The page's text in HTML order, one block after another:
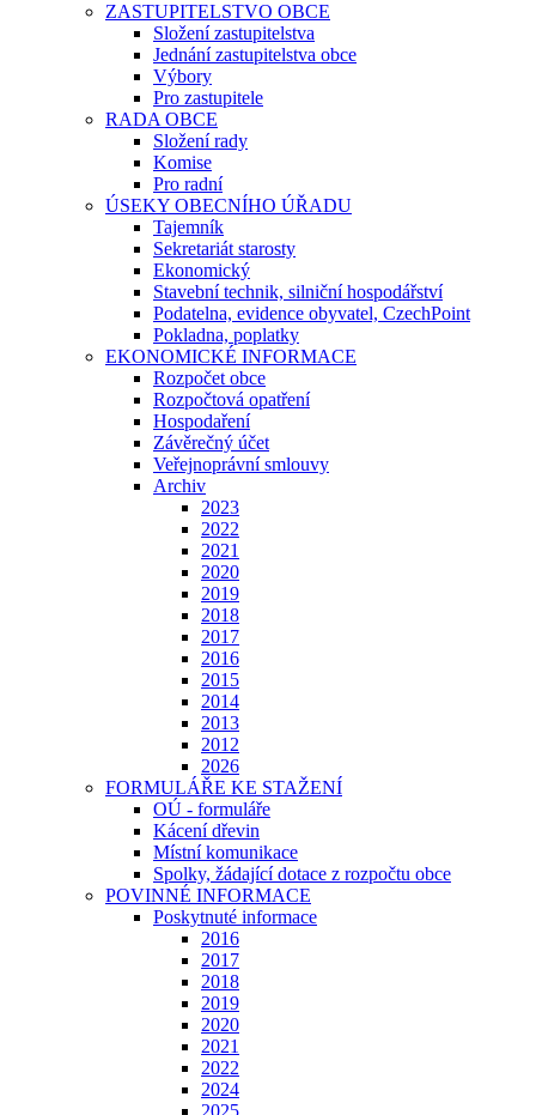
ZASTUPITELSTVO OBCE
Složení zastupitelstva
Jednání zastupitelstva obce
Výbory
Pro zastupitele
RADA OBCE
Složení rady
Komise
Pro radní
ÚSEKY OBECNÍHO ÚŘADU
Tajemník
Sekretariát starosty
Ekonomický
Stavební technik, silniční hospodářství
Podatelna, evidence obyvatel, CzechPoint
Pokladna, poplatky
EKONOMICKÉ INFORMACE
Rozpočet obce
Rozpočtová opatření
Hospodaření
Závěrečný účet
Veřejnoprávní smlouvy
Archiv
2023
2022
2021
2020
2019
2018
2017
2016
2015
2014
2013
2012
2026
FORMULÁŘE KE STAŽENÍ
OÚ - formuláře
Kácení dřevin
Místní komunikace
Spolky, žádající dotace z rozpočtu obce
POVINNÉ INFORMACE
Poskytnuté informace
2016
2017
2018
2019
2020
2021
2022
2024
2025